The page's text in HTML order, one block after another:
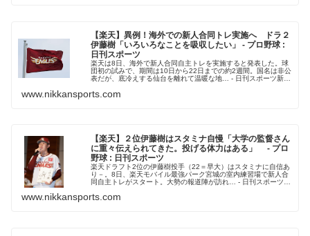
【楽天】異例！海外での新人合同トレ実施へ ドラ２
伊藤樹「いろいろなことを吸収したい」 - プロ野球 :
日刊スポーツ
楽天は8日、海外で新人合同自主トレを実施すると発表した。球
団初の試みで、期間は10日から22日までの約2週間。国名は非公
表だが、底冷えする仙台を離れて温暖な地… - 日刊スポーツ新聞
www.nikkansports.com
【楽天】２位伊藤樹はスタミナ自慢「大学の監督さん
に重々伝えられてきた。投げる体力はある」 - プロ
野球 : 日刊スポーツ
楽天ドラフト2位の伊藤樹投手（22＝早大）はスタミナに自信あ
り－。8日、楽天モバイル最強パーク宮城の室内練習場で新人合
同自主トレがスタート。大勢の報道陣が訪れ… - 日刊スポーツ新
www.nikkansports.com